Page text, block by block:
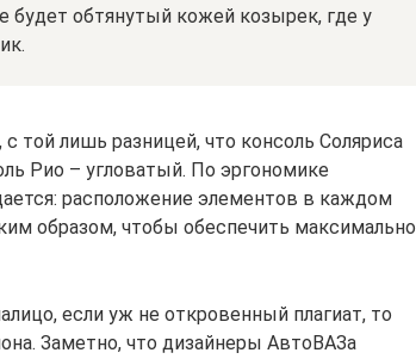
обтянутый кожей козырек, где у
той лишь разницей, что консоль Соляриса
Рио – угловатый. По эргономике
расположение элементов в каждом
образом, чтобы обеспечить максимально
если уж не откровенный плагиат, то
Заметно, что дизайнеры АвтоВАЗа